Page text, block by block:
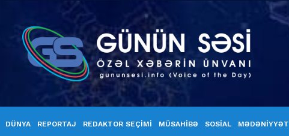
DÜNYA REPORTAJ REDAKTOR SEÇİMİ MÜSAHİBƏ SOSİAL MƏDƏNİYYƏT